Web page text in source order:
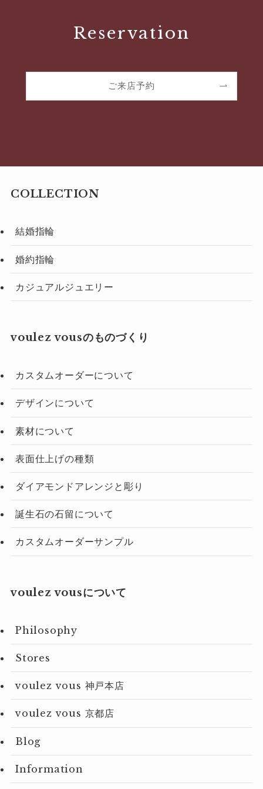
Reservation
ご来店予約
COLLECTION
結婚指輪
婚約指輪
カジュアルジュエリー
voulez vousのものづくり
カスタムオーダーについて
デザインについて
素材について
表面仕上げの種類
ダイアモンドアレンジと彫り
誕生石の石留について
カスタムオーダーサンプル
voulez vousについて
Philosophy
Stores
voulez vous 神戸本店
voulez vous 京都店
Blog
Information